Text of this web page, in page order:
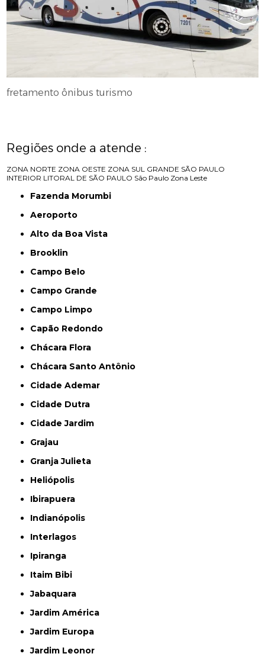
fretamento ônibus turismo
Regiões onde a atende :
ZONA NORTE ZONA OESTE ZONA SUL GRANDE SÃO PAULO
INTERIOR LITORAL DE SÃO PAULO São Paulo Zona Leste
Fazenda Morumbi
Aeroporto
Alto da Boa Vista
Brooklin
Campo Belo
Campo Grande
Campo Limpo
Capão Redondo
Chácara Flora
Chácara Santo Antônio
Cidade Ademar
Cidade Dutra
Cidade Jardim
Grajau
Granja Julieta
Heliópolis
Ibirapuera
Indianópolis
Interlagos
Ipiranga
Itaim Bibi
Jabaquara
Jardim América
Jardim Europa
Jardim Leonor